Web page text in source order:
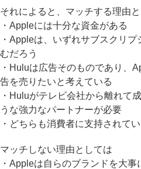
それによると、マッチする理由
・Appleには十分な資金がある
・Appleは、いずれサブスクリ
むだろう
・Huluは広告そのものであり、
告を売りたいと考えている
・Huluがテレビ会社から離れて
うな強力なパートナーが必要
・どちらも消費者に支持されて
マッチしない理由としては
・Appleは自らのブランドを大